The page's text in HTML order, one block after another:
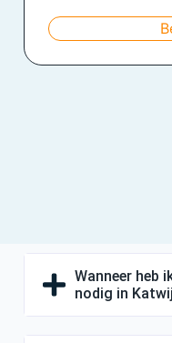
Wanneer heb
nodig in